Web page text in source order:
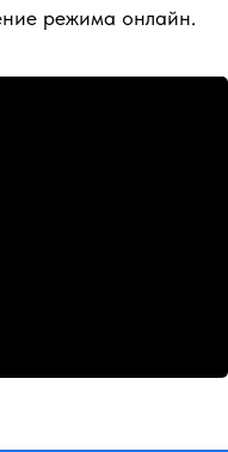
режима онлайн.